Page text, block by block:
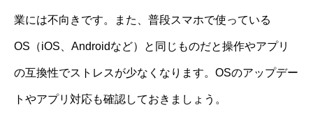
業には不向きです。また、普段スマホで使っている
OS（iOS、Androidなど）と同じものだと操作やアプリ
の互換性でストレスが少なくなります。OSのアップデー
トやアプリ対応も確認しておきましょう。